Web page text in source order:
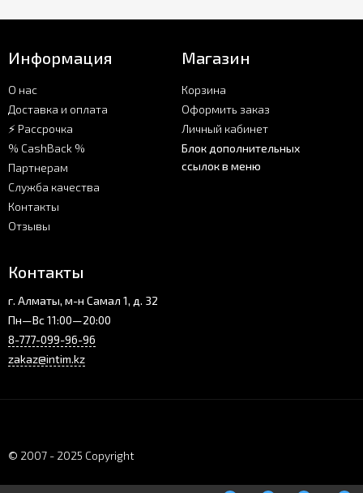
Информация
О нас
Доставка и оплата
⚡ Рассрочка
% CashBack %
Партнерам
Служба качества
Контакты
Отзывы
Магазин
Корзина
Оформить заказ
Личный кабинет
Блок дополнительных
ссылок в меню
Контакты
г. Алматы, м-н Самал 1, д. 32
Пн—Вс 11:00—20:00
8-777-099-96-96
zakaz@intim.kz
© 2007 - 2025 Copyright